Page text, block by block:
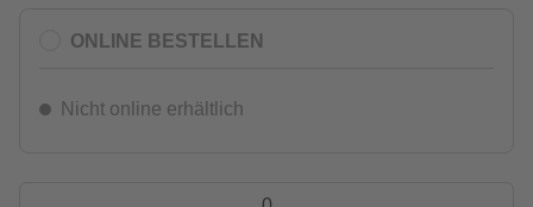
ONLINE BESTELLEN
Nicht online erhältlich